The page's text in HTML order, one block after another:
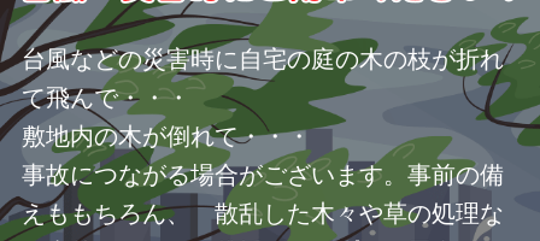
台風などの災害時に自宅の庭の木の枝が折れ
て飛んで・・・
敷地内の木が倒れて・・・
事故につながる場合がございます。事前の備
えももちろん、 散乱した木々や草の処理な